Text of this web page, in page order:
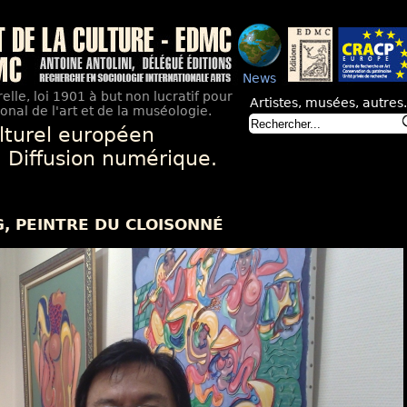
News
loi 1901 à but non lucratif pour
de l'art et de la muséologie.
européen
numérique.
Artistes, musées,
PEINTRE DU CLOISONNÉ